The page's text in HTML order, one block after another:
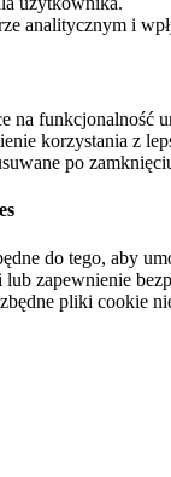
analitycznym i
na funkcjonalność
korzystania z
po
do tego, aby
zapewnienie
pliki cookie